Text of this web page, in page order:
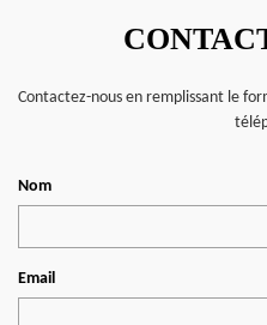
Contactez-nous en remplissant le
Nom
Email